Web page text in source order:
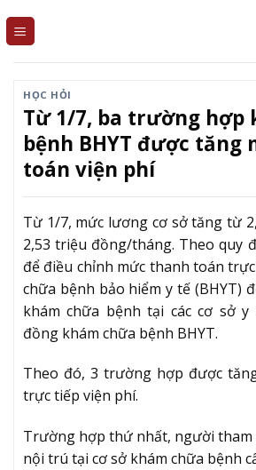
HỌC HỎI
Từ 1/7, ba trường hợp
bệnh BHYT được tăng
toán viện phí
Từ 1/7, mức lương cơ sở tăng từ
2,53 triệu đồng/tháng. Theo quy
để điều chỉnh mức thanh toán
chữa bệnh bảo hiểm y tế (BHYT)
khám chữa bệnh tại các cơ sở
đồng khám chữa bệnh BHYT.
Theo đó, 3 trường hợp được
trực tiếp viện phí.
Trường hợp thứ nhất, người tham
nội trú tại cơ sở khám chữa bệnh